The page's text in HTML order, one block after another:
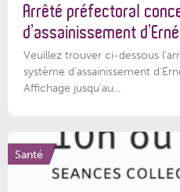
Arrêté préfectoral
d’assainissement
Veuillez trouver ci-dessous
système d'assainissement
Affichage jusqu'au...
Santé